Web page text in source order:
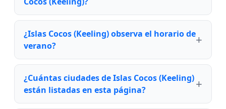
¿Islas Cocos (Keeling) observa el horario de
verano?
¿Cuántas ciudades de Islas Cocos (Keeling)
están listadas en esta página?